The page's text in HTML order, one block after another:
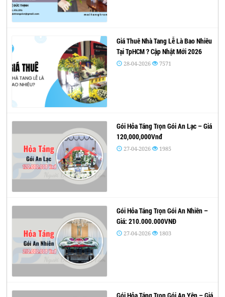
Giá Thuê Nhà Tang Lễ Là Bao Nhiêu
Tại TpHCM ? Cập Nhật Mới 2026
28-04-2026 7571
Gói Hỏa Táng Trọn Gói An Lạc – Giá
120,000,000Vnđ
27-04-2026 1985
Gói Hỏa Táng Trọn Gói An Nhiên –
Giá: 210.000.000VNĐ
27-04-2026 1803
Gói Hỏa Táng Trọn Gói An Yên – Giá